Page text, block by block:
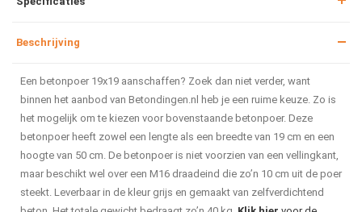
Beschrijving
Een betonpoer 19x19 aanschaffen? Zoek dan niet verder, want
binnen het aanbod van Betondingen.nl heb je een ruime keuze. Zo is
het mogelijk om te kiezen voor bovenstaande betonpoer. Deze
betonpoer heeft zowel een lengte als een breedte van 19 cm en een
hoogte van 50 cm. De betonpoer is niet voorzien van een vellingkant,
maar beschikt wel over een M16 draadeind die zo’n 10 cm uit de poer
steekt. Leverbaar in de kleur grijs en gemaakt van zelfverdichtend